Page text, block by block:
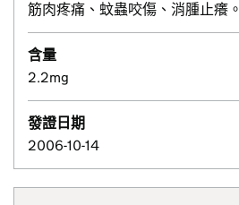
筋肉疼痛、蚊蟲咬傷、消腫止癢。
含量
2.2mg
發證日期
2006-10-14